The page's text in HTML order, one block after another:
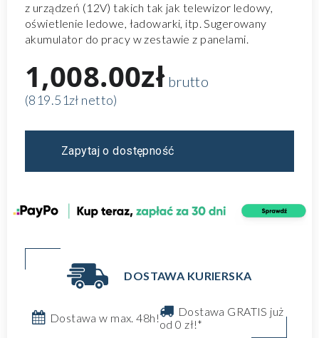
z urządzeń (12V) takich tak jak telewizor ledowy,
oświetlenie ledowe, ładowarki, itp. Sugerowany
akumulator do pracy w zestawie z panelami.
1,008.00złbrutto
(819.51zł netto)
Zapytaj o dostępność
DOSTAWA KURIERSKA
Dostawa w max. 48h!
Dostawa GRATIS już
od 0 zł!*